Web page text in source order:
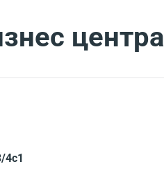
центра
4с1